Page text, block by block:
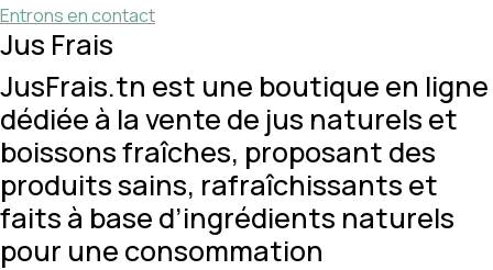
Entrons en contact
Jus Frais
JusFrais.tn est une boutique en ligne
dédiée à la vente de jus naturels et
boissons fraîches, proposant des
produits sains, rafraîchissants et
faits à base d’ingrédients naturels
pour une consommation